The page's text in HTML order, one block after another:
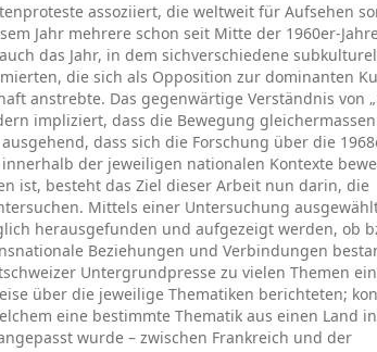
assoziiert, die weltweit für Aufsehen
Jahr mehrere schon seit Mitte der 1960er-
das Jahr, in dem sichverschiedene
die sich als Opposition zur dominanten
anstrebte. Das gegenwärtige Verständnis von
impliziert, dass die Bewegung
dass sich die Forschung über die
der jeweiligen nationalen Kontexte
ist, besteht das Ziel dieser Arbeit nun darin, die
Mittels einer Untersuchung
herausgefunden und aufgezeigt werden, ob
Beziehungen und Verbindungen
Untergrundpresse zu vielen Themen
über die jeweilige Thematiken berichteten;
eine bestimmte Thematik aus einen Land
wurde – zwischen Frankreich und der